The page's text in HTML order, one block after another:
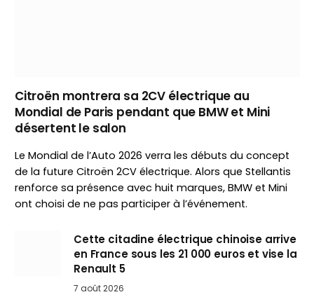
Citroën montrera sa 2CV électrique au
Mondial de Paris pendant que BMW et Mini
désertent le salon
Le Mondial de l’Auto 2026 verra les débuts du concept
de la future Citroën 2CV électrique. Alors que Stellantis
renforce sa présence avec huit marques, BMW et Mini
ont choisi de ne pas participer à l’événement.
Cette citadine électrique chinoise arrive
en France sous les 21 000 euros et vise la
Renault 5
7 août 2026